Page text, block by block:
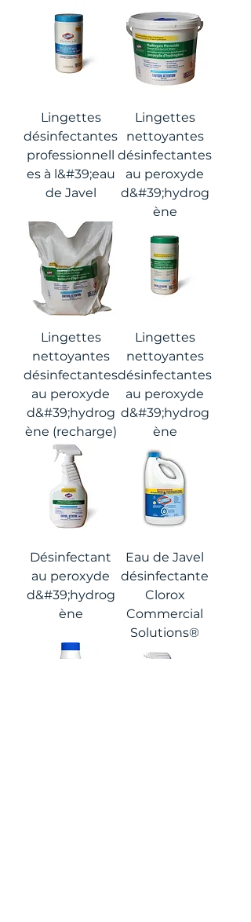
Lingettes
désinfectantes
professionnell
es à l&#39;eau
de Javel
Lingettes
nettoyantes
désinfectantes
au peroxyde
d&#39;hydrog
ène
Lingettes
nettoyantes
désinfectantes
au peroxyde
d&#39;hydrog
ène (recharge)
Lingettes
nettoyantes
désinfectantes
au peroxyde
d&#39;hydrog
ène
Désinfectant
au peroxyde
d&#39;hydrog
ène
Eau de Javel
désinfectante
Clorox
Commercial
Solutions®